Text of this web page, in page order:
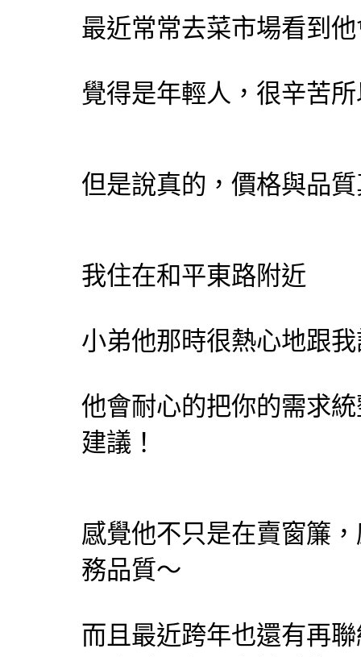
最近常常去菜市場看到
覺得是年輕人，很辛苦
但是說真的，價格與品
我住在和平東路附近
小弟他那時很熱心地跟
他會耐心的把你的需求
建議！
感覺他不只是在賣窗簾
務品質～
而且最近跨年也還有再